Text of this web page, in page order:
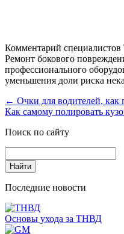
Комментарий
Ремонт бокового
профессионального
уменьшения доли риска
← Очки для водителей, как
Как самому полировать
Поиск по сайту
Последние новости
Основы ухода за ТНВД